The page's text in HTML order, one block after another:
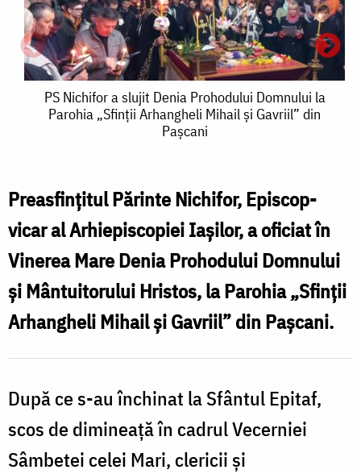
Nichifor
Denia
Prohodului
Domnului
la
Parohia
Mihail
și
Gavriil”
PS Nichifor a slujit Denia Prohodului Domnului la
Parohia „Sfinții Arhangheli Mihail și Gavriil” din
Pașcani
Preasfințitul Părinte Nichifor, Episcop-
vicar al Arhiepiscopiei Iașilor, a oficiat în
Vinerea Mare Denia Prohodului Domnului
și Mântuitorului Hristos, la Parohia „Sfinții
Arhangheli Mihail și Gavriil” din Pașcani.
După ce s-au închinat la Sfântul Epitaf,
scos de dimineață în cadrul Vecerniei
Sâmbetei celei Mari, clericii și